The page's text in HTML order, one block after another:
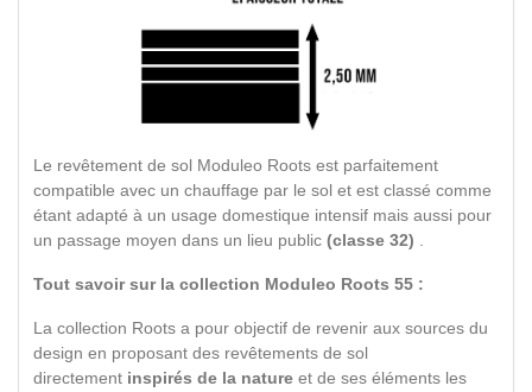
Le revêtement de sol Moduleo Roots est parfaitement
compatible avec un chauffage par le sol et est classé comme
étant adapté à un usage domestique intensif mais aussi pour
un passage moyen dans un lieu public (classe 32)
Tout savoir sur la collection Moduleo Roots 55 :
La collection Roots a pour objectif de revenir aux sources du
design en proposant des revêtements de sol
directement inspirés de la nature et de ses éléments les